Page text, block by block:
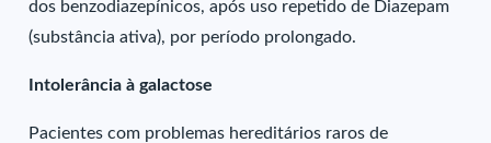
dos benzodiazepínicos, após uso repetido de Diazepam
(substância ativa), por período prolongado.
Intolerância à galactose
Pacientes com problemas hereditários raros de